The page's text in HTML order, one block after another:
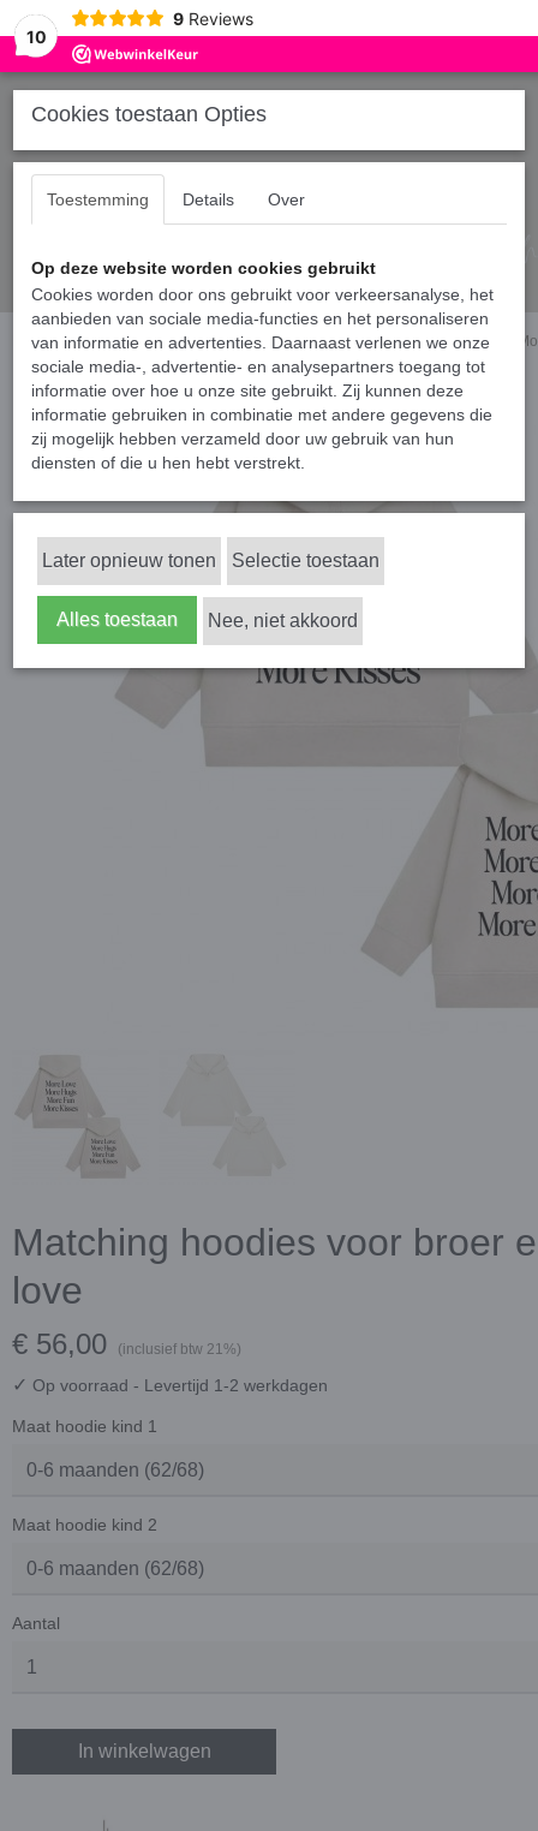
10
9 Reviews
Home › Hoodies broer en/of zus › Matching hoodies voor broer en/of zus -
Matching hoodies voor broer
love
€ 56,00 (inclusief btw 21%)
✓ Op voorraad - Levertijd 1-2 werkdagen
Maat hoodie kind 1
Maat hoodie kind 2
Aantal
In winkelwagen
Cookies toestaan Opties
Toestemming Details Over
Op deze website worden cookies gebruikt
Cookies worden door ons gebruikt voor verkeersanalyse, het
aanbieden van sociale media-functies en het personaliseren
van informatie en advertenties. Daarnaast verlenen we onze
sociale media-, advertentie- en analysepartners toegang tot
informatie over hoe u onze site gebruikt. Zij kunnen deze
informatie gebruiken in combinatie met andere gegevens die
zij mogelijk hebben verzameld door uw gebruik van hun
diensten of die u hen hebt verstrekt.
Later opnieuw tonen Selectie toestaan
Alles toestaan Nee, niet akkoord